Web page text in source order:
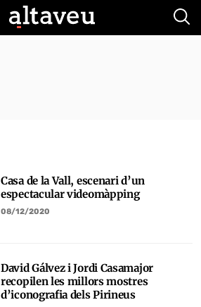
Casa de la Vall, escenari d’un
espectacular videomàpping
08/12/2020
David Gálvez i Jordi Casamajor
recopilen les millors mostres
d’iconografia dels Pirineus